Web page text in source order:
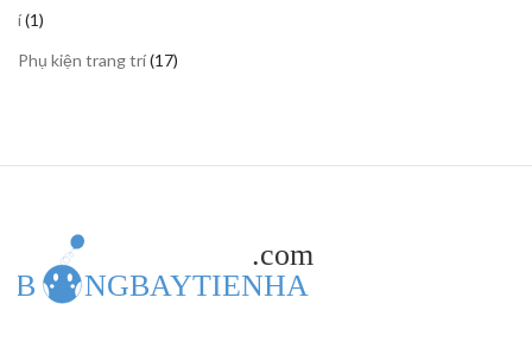
í 11
phẩm
Phụ kiện trang trí 1717